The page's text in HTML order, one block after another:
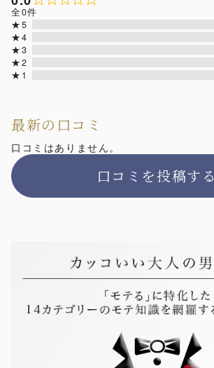
全0件
★5
★4
★3
★2
★1
最新の口コミ
口コミはありません。
口コミを投稿する